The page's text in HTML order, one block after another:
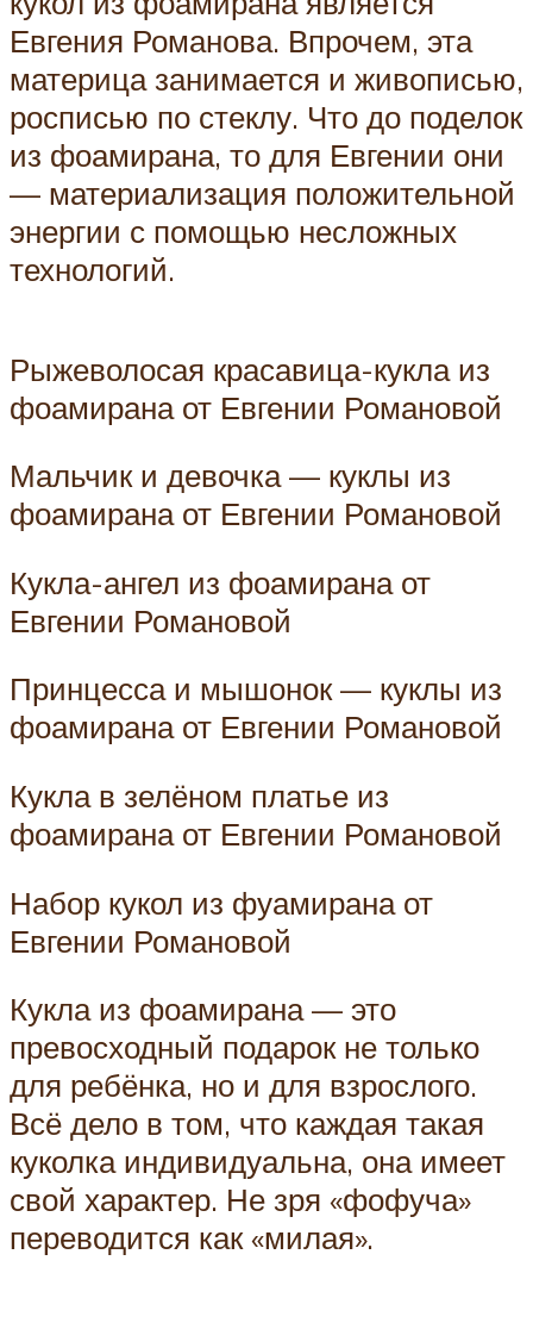
Евгения Романова. Впрочем, эта
материца занимается и живописью,
росписью по стеклу. Что до поделок
из фоамирана, то для Евгении они
— материализация положительной
энергии с помощью несложных
технологий.
Рыжеволосая красавица-кукла из
фоамирана от Евгении Романовой
Мальчик и девочка — куклы из
фоамирана от Евгении Романовой
Кукла-ангел из фоамирана от
Евгении Романовой
Принцесса и мышонок — куклы из
фоамирана от Евгении Романовой
Кукла в зелёном платье из
фоамирана от Евгении Романовой
Набор кукол из фуамирана от
Евгении Романовой
Кукла из фоамирана — это
превосходный подарок не только
для ребёнка, но и для взрослого.
Всё дело в том, что каждая такая
куколка индивидуальна, она имеет
свой характер. Не зря «фофуча»
переводится как «милая».